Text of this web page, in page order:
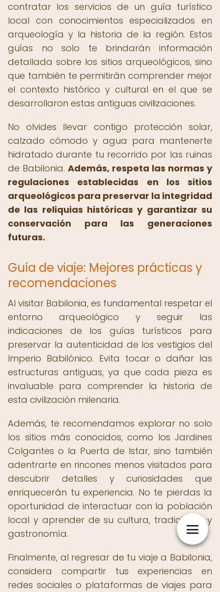
contratar los servicios de un guía turístico
local con conocimientos especializados en
arqueología y la historia de la región. Estos
guías no solo te brindarán información
detallada sobre los sitios arqueológicos, sino
que también te permitirán comprender mejor
el contexto histórico y cultural en el que se
desarrollaron estas antiguas civilizaciones.
No olvides llevar contigo protección solar,
calzado cómodo y agua para mantenerte
hidratado durante tu recorrido por las ruinas
de Babilonia. Además, respeta las normas y
regulaciones establecidas en los sitios
arqueológicos para preservar la integridad
de las reliquias históricas y garantizar su
conservación para las generaciones
futuras.
Guía de viaje: Mejores prácticas y
recomendaciones
Al visitar Babilonia, es fundamental respetar el
entorno arqueológico y seguir las
indicaciones de los guías turísticos para
preservar la autenticidad de los vestigios del
Imperio Babilónico. Evita tocar o dañar las
estructuras antiguas, ya que cada pieza es
invaluable para comprender la historia de
esta civilización milenaria.
Además, te recomendamos explorar no solo
los sitios más conocidos, como los Jardines
Colgantes o la Puerta de Istar, sino también
adentrarte en rincones menos visitados para
descubrir detalles y curiosidades que
enriquecerán tu experiencia. No te pierdas la
oportunidad de interactuar con la población
local y aprender de su cultura, tradiciones y
gastronomía.
Finalmente, al regresar de tu viaje a Babilonia,
considera compartir tus experiencias en
redes sociales o plataformas de viajes para